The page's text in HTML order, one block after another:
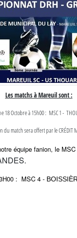
Les matchs à Mareuil sont :
18 Octobre à 15h00 : MSC 1 -
du match sera offert par le CRÉDIT
équipe fanion, le
: MSC 4 -